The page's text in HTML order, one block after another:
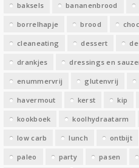
baksels bananenbrood
borrelhapje brood
cleaneating dessert
drankjes dressings en
enummervrij glutenvrij
havermout kerst kip
kookboek koolhydraatarm
low carb lunch ontbijt
paleo party pasen